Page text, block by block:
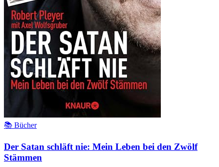
📚 Bücher
Der Satan schläft nie: Mein Leben bei den Zwölf
Stämmen